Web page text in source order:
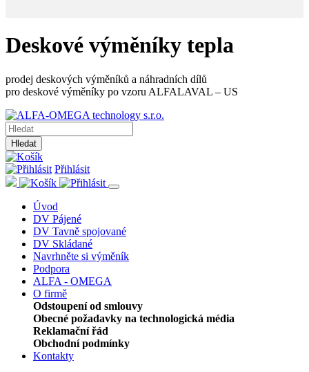
Deskové výměníky tepla
prodej deskových výměníků a náhradních dílů
pro deskové výměníky po vzoru ALFALAVAL – US
Hledat
Přihlásit
Úvod
DV Pájené
DV Tavně spojované
DV Skládané
Navrhněte si výměník
Podpora
ALFA - OMEGA
O firmě
Odstoupení od smlouvy
Obecné požadavky na technologická média
Reklamační řád
Obchodní podmínky
Kontakty